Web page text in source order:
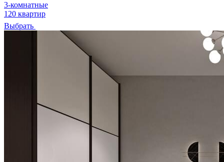
3-комнатные
120 квартир
Выбрать